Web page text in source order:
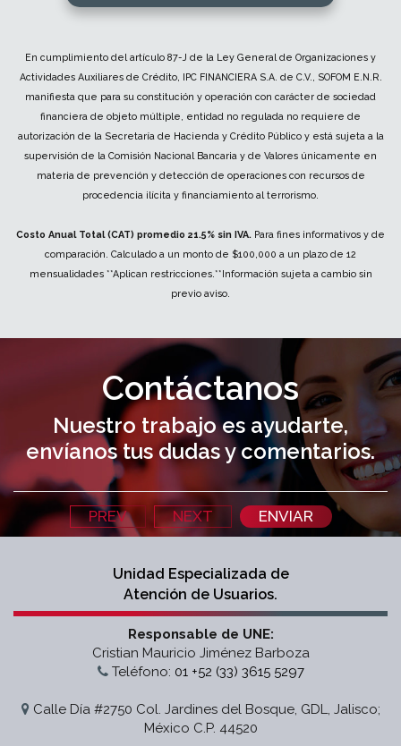
En cumplimiento del artículo 87-J de la Ley General de Organizaciones y
Actividades Auxiliares de Crédito, IPC FINANCIERA S.A. de C.V., SOFOM E.N.R.
manifiesta que para su constitución y operación con carácter de sociedad
financiera de objeto múltiple, entidad no regulada no requiere de
autorización de la Secretaría de Hacienda y Crédito Público y está sujeta a la
supervisión de la Comisión Nacional Bancaria y de Valores únicamente en
materia de prevención y detección de operaciones con recursos de
procedencia ilícita y financiamiento al terrorismo.
Costo Anual Total (CAT) promedio 21.5% sin IVA. Para fines informativos y de
comparación. Calculado a un monto de $100,000 a un plazo de 12
mensualidades **Aplican restricciones.**Información sujeta a cambio sin
previo aviso.
Contáctanos
Nuestro trabajo es ayudarte,
envíanos tus dudas y comentarios.
PREV NEXT ENVIAR
Unidad Especializada de
Atención de Usuarios.
Responsable de UNE:
Cristian Mauricio Jiménez Barboza
Teléfono: 01 +52 (33) 3615 5297
Calle Día #2750 Col. Jardines del Bosque, GDL, Jalisco;
México C.P. 44520